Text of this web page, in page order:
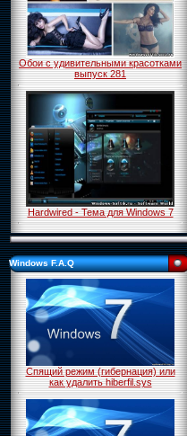
Обои с удивительными красотками
выпуск 281
Hardwired - Тема для Windows 7
Windows F.A.Q
Спящий режим (гибернация) или
как удалить hiberfil.sys